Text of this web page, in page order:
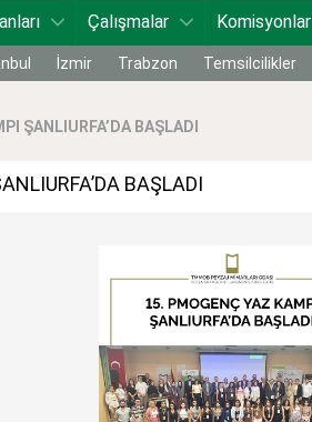
Çalışmalar Komisyonlar
İzmir Trabzon Temsilcilikler
ŞANLIURFA’DA BAŞLADI
BAŞLADI